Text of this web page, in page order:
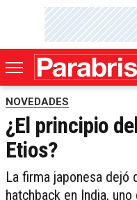
NOVEDADES
¿El principio
Etios?
La firma japonesa dejó
hatchback en India,